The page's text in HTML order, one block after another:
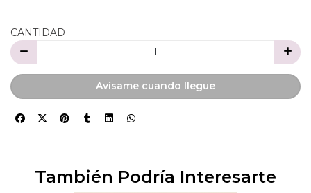
CANTIDAD
Avísame cuando llegue
También Podría Interesarte